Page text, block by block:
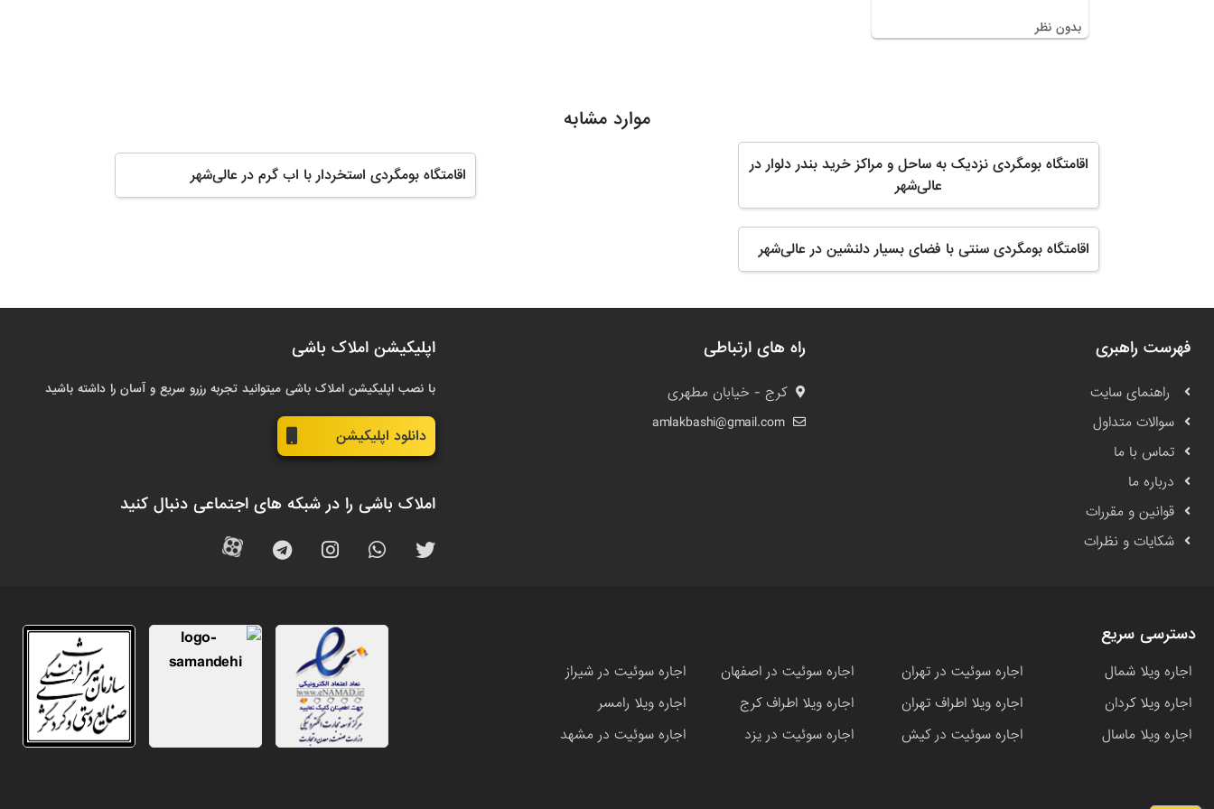
بدون نظر
موارد مشابه
اقامتگاه بومگردی نزدیک به ساحل و مراکز خرید بندر دلوار در
عالی‌شهر
اقامتگاه بومگردی استخردار با اب گرم در عالی‌شهر
اقامتگاه بومگردی سنتی با فضای بسیار دلنشین در عالی‌شهر
فهرست راهبری
راهنمای سایت
سوالات متداول
تماس با ما
درباره ما
قوانین و مقررات
شکایات و نظرات
راه های ارتباطی
کرج - خیابان مطهری
amlakbashi@gmail.com
اپلیکیشن املاک باشی
با نصب اپلیکیشن املاک باشی میتوانید تجربه رزرو سریع و آسان را داشته باشید
دانلود اپلیکیشن
املاک باشی را در شبکه های اجتماعی دنبال کنید
دسترسی سریع
اجاره ویلا شمال اجاره سوئیت در تهران اجاره سوئیت در اصفهان
اجاره سوئیت در شیراز
اجاره ویلا کردان
اجاره ویلا اطراف تهران اجاره ویلا اطراف کرج
اجاره ویلا رامسر
اجاره ویلا ماسال
اجاره سوئیت در کیش اجاره سوئیت در یزد اجاره سوئیت در مشهد